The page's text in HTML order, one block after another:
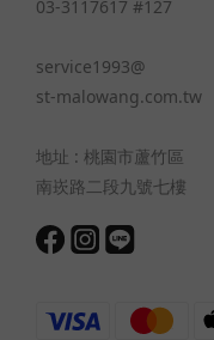
03-3117617 #127
service1993@
st-malowang.com.tw
地址 : 桃園市蘆竹區
南崁路二段九號七樓